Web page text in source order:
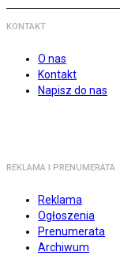
KONTAKT
O nas
Kontakt
Napisz do nas
REKLAMA I PRENUMERATA
Reklama
Ogłoszenia
Prenumerata
Archiwum